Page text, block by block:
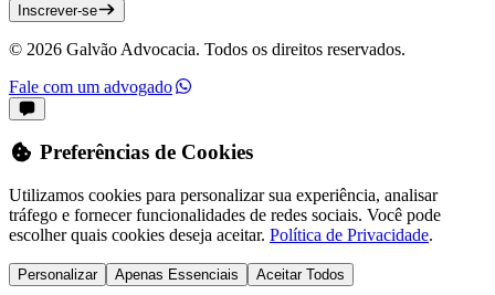
Inscrever-se
© 2026 Galvão Advocacia. Todos os direitos reservados.
Fale com um advogado
Preferências de Cookies
Utilizamos cookies para personalizar sua experiência, analisar
tráfego e fornecer funcionalidades de redes sociais. Você pode
escolher quais cookies deseja aceitar. Política de Privacidade.
Personalizar Apenas Essenciais Aceitar Todos